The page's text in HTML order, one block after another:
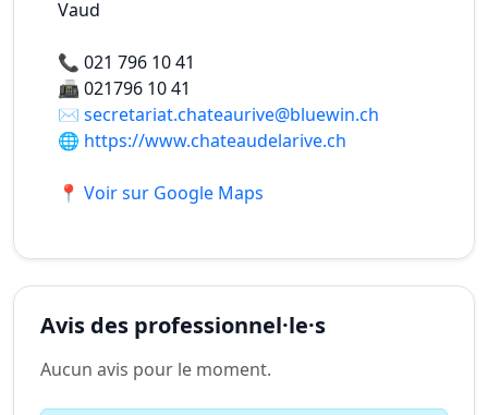
Vaud
📞 021 796 10 41
📠021796 10 41
✉️ secretariat.chateaurive@bluewin.ch
🌐 https://www.chateaudelarive.ch
📍 Voir sur Google Maps
Avis des professionnel·le·s
Aucun avis pour le moment.